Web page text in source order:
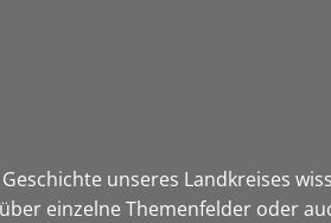
unseres Landkreises
einzelne Themenfelder oder